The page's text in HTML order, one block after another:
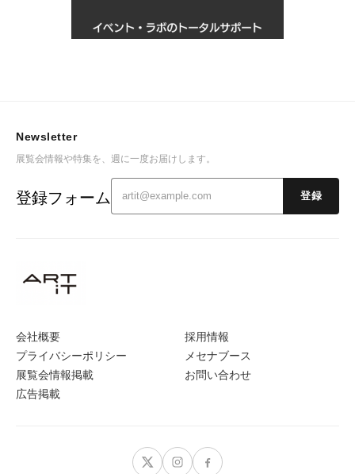
会社概要
プライバシーポリシー
展覧会情報掲載
広告掲載
採用情報
メセナブース
お問い合わせ
Newsletter
展覧会情報や特集を、週に一度お届けします。
登録フォーム 登録